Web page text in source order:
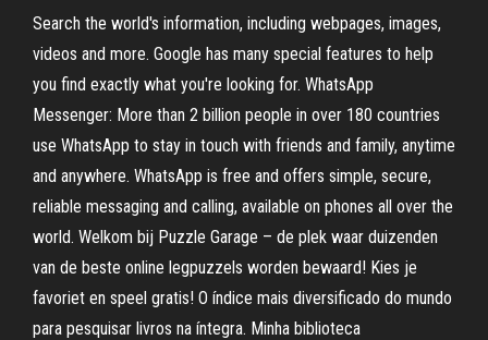
Search the world's information, including webpages, images,
videos and more. Google has many special features to help
you find exactly what you're looking for. WhatsApp
Messenger: More than 2 billion people in over 180 countries
use WhatsApp to stay in touch with friends and family, anytime
and anywhere. WhatsApp is free and offers simple, secure,
reliable messaging and calling, available on phones all over the
world. Welkom bij Puzzle Garage – de plek waar duizenden
van de beste online legpuzzels worden bewaard! Kies je
favoriet en speel gratis! O índice mais diversificado do mundo
para pesquisar livros na íntegra. Minha biblioteca